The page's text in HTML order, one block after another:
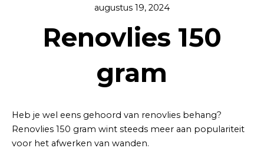
augustus 19, 2024
Renovlies 150
gram
Heb je wel eens gehoord van renovlies behang?
Renovlies 150 gram wint steeds meer aan populariteit
voor het afwerken van wanden.